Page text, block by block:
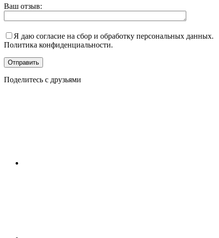
Ваш отзыв:
Я даю согласие на сбор и обработку персональных данных.
Политика конфиденциальности.
Отправить
Поделитесь с друзьями